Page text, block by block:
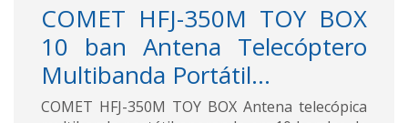
COMET HFJ-350M TOY BOX
10 ban Antena Telecóptero
Multibanda Portátil...
COMET HFJ-350M TOY BOX Antena telecópica